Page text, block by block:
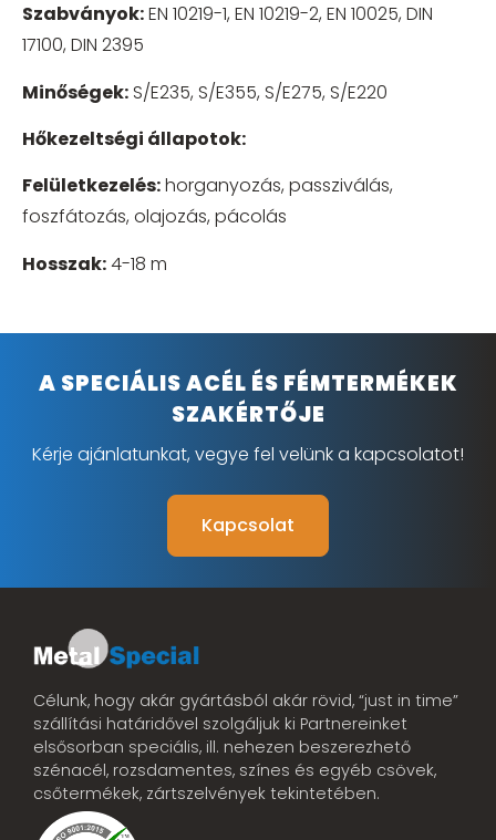
Szabványok:EN 10219-1, EN 10219-2, EN 10025, DIN
17100, DIN 2395
Minőségek: S/E235, S/E355, S/E275, S/E220
Hőkezeltségi állapotok:
Felületkezelés:horganyozás, passziválás,
foszfátozás, olajozás, pácolás
Hosszak:4-18 m
A SPECIÁLIS ACÉL ÉS FÉMTERMÉKEK
SZAKÉRTŐJE
Kérje ajánlatunkat, vegye fel velünk a kapcsolatot!
Kapcsolat
Célunk, hogy akár gyártásból akár rövid, “just in time”
szállítási határidővel szolgáljuk ki Partnereinket
elsősorban speciális, ill. nehezen beszerezhető
szénacél, rozsdamentes, színes és egyéb csövek,
csőtermékek, zártszelvények tekintetében.